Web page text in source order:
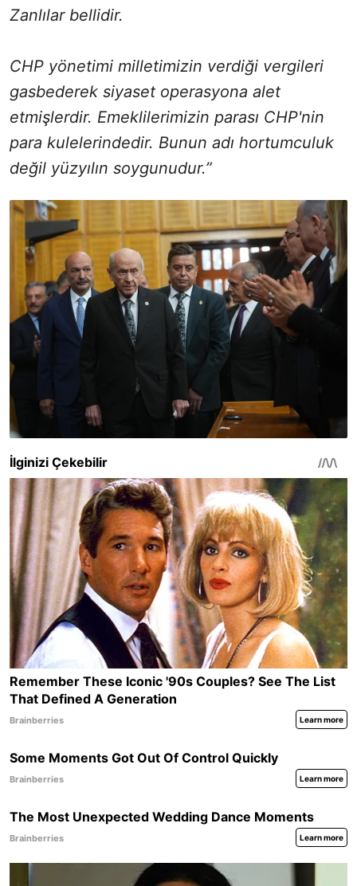
Zanlılar bellidir.
CHP yönetimi milletimizin verdiği vergileri
gasbederek siyaset operasyona alet
etmişlerdir. Emeklilerimizin parası CHP'nin
para kulelerindedir. Bunun adı hortumculuk
değil yüzyılın soygunudur.”